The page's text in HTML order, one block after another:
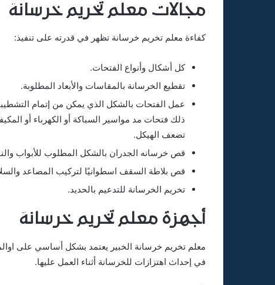
مجالات معلم تخريم خرسانة
كفاءة معلم تخريم خرسانة تظهر في قدرته على تنفيذ:
كل أشكال وأنواع الفتحات.
تقطيع الخرسانة بالمقاسات والأبعاد المطلوبة.
عمل الفتحات بالشكل الذي يمكن من إتمام
تضعف الهيكل.
قص خرسانه الجدران بالشكل المطلوب للأبواب
قص بلاطة السقف اسطوانيًا لتركيب المصاعد
تخريم الخرسانة للتدعيم بالحديد.
أجهزة معلم تخريم خرسانة
معلم تخريم خرسانة الخبير يعتمد بشكل أساسي على
في إحداث اهتزازات للخرسانة أثناء العمل عليها.